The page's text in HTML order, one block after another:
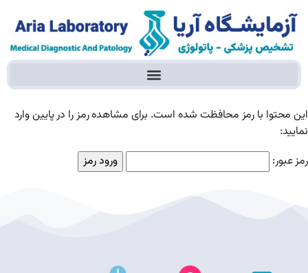
این محتوا با رمز محافظت شده است. برای مشاهده رمز را در پایین وارد
نمایید:
رمز عبور: